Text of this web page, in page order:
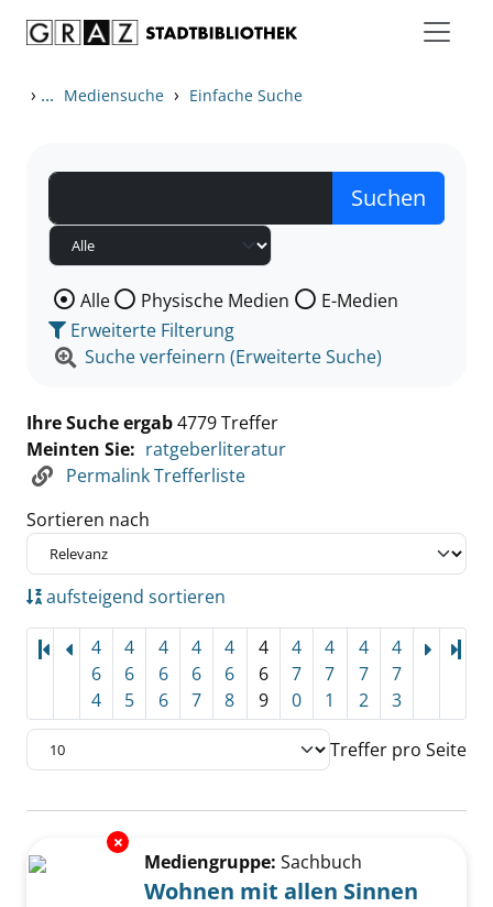
› ... Mediensuche › Einfache Suche
Wählen Sie die Medienart nach der Sie suchen wollen.
Alle Physische Medien
E-Medien
Erweiterte Filterung
Suche verfeinern (Erweiterte Suche)
Ihre Suche ergab4779 Treffer
Meinten Sie: ratgeberliteratur
Permalink Trefferliste
Sortieren nach
aufsteigend sortieren
4
6
4
4
6
5
4
6
6
4
6
7
4
6
8
4
6
9
4
7
0
4
7
1
4
7
2
4
7
3
Treffer pro Seite
Suchergebnis
Zu den Suchfiltern springen
Exemplar-Details von Wohnen mit allen
Mediengruppe: Sachbuch
Wohnen mit allen Sinnen